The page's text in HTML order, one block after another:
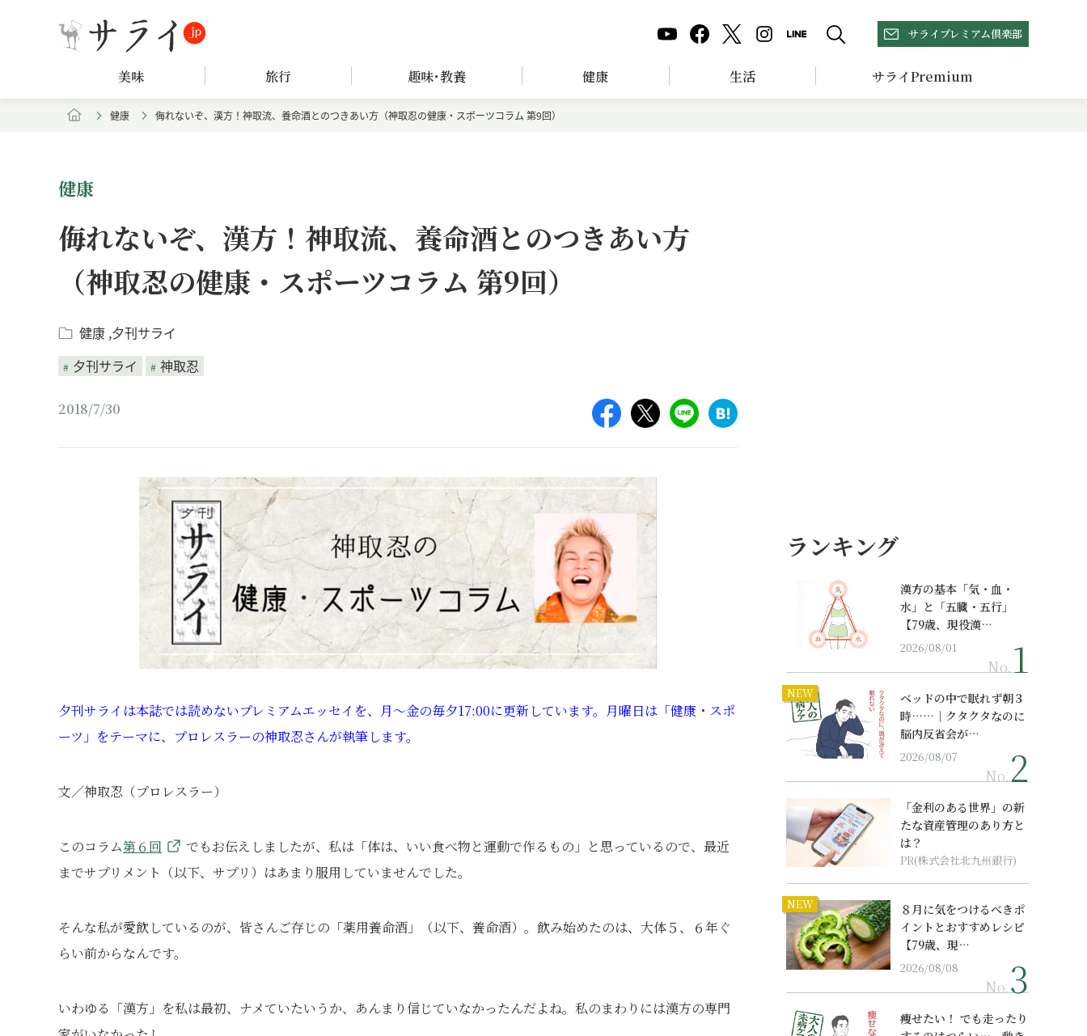
サライプレミアム倶楽部
美味 旅行 趣味･教養 健康 生活 サライPremium
健康 侮れないぞ、漢方！神取流、養命酒とのつきあい方（神取忍の健康・スポーツコラム 第9回）
健康
侮れないぞ、漢方！神取流、養命酒とのつきあい方
（神取忍の健康・スポーツコラム 第9回）
健康 夕刊サライ
夕刊サライ
神取忍
2018/7/30
夕刊サライは本誌では読めないプレミアムエッセイを、月～金の毎夕17:00に更新しています。月曜日は「健康・スポ
ーツ」をテーマに、プロレスラーの神取忍さんが執筆します。
文／神取忍（プロレスラー）
このコラム第６回
でもお伝えしましたが、私は「体は、いい食べ物と運動で作るもの」と思っているので、最近
までサプリメント（以下、サプリ）はあまり服用していませんでした。
そんな私が愛飲しているのが、皆さんご存じの「薬用養命酒」（以下、養命酒）。飲み始めたのは、大体５、６年ぐ
らい前からなんです。
いわゆる「漢方」を私は最初、ナメていたいうか、あんまり信じていなかったんだよね。私のまわりには漢方の専門
ランキング
漢方の基本「気・血・
水」と「五臓・五行」
【79歳、現役漢…
2026/08/01
No.
NEW
ベッドの中で眠れず朝３
時……｜クタクタなのに
脳内反省会が…
2026/08/07
No.
「金利のある世界」の新
たな資産管理のあり方と
は？
PR(株式会社北九州銀行)
NEW
８月に気をつけるべきポ
イントとおすすめレシピ
【79歳、現…
2026/08/08
No.
痩せたい！ でも走ったり